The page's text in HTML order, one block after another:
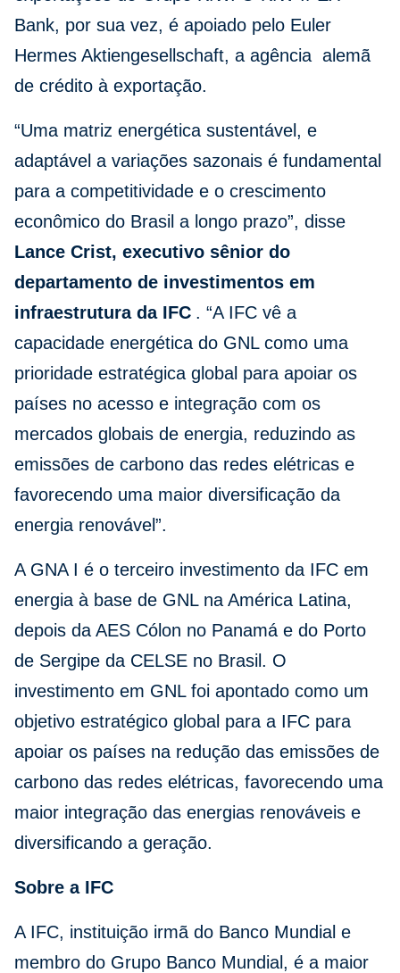
Bank, por sua vez, é apoiado pelo Euler
Hermes Aktiengesellschaft, a agência alemã
de crédito à exportação.
“Uma matriz energética sustentável, e
adaptável a variações sazonais é fundamental
para a competitividade e o crescimento
econômico do Brasil a longo prazo”, disse
Lance Crist, executivo sênior do
departamento de investimentos em
infraestrutura da IFC . “A IFC vê a
capacidade energética do GNL como uma
prioridade estratégica global para apoiar os
países no acesso e integração com os
mercados globais de energia, reduzindo as
emissões de carbono das redes elétricas e
favorecendo uma maior diversificação da
energia renovável”.
A GNA I é o terceiro investimento da IFC em
energia à base de GNL na América Latina,
depois da AES Cólon no Panamá e do Porto
de Sergipe da CELSE no Brasil. O
investimento em GNL foi apontado como um
objetivo estratégico global para a IFC para
apoiar os países na redução das emissões de
carbono das redes elétricas, favorecendo uma
maior integração das energias renováveis e
diversificando a geração.
Sobre a IFC
A IFC, instituição irmã do Banco Mundial e
membro do Grupo Banco Mundial, é a maior